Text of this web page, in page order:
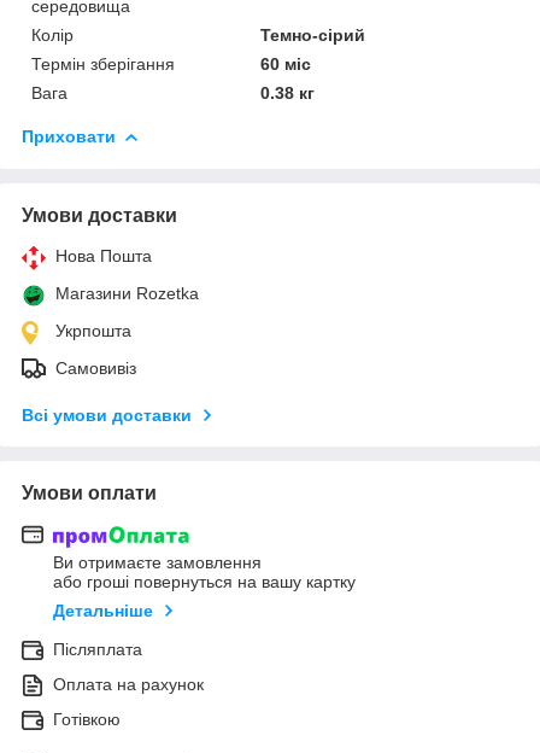
середовища
Колір
Темно-сірий
Термін зберігання
60 міс
Вага
0.38 кг
Приховати
Умови доставки
Нова Пошта
Магазини Rozetka
Укрпошта
Самовивіз
Всі умови доставки
Умови оплати
Ви отримаєте замовлення
або гроші повернуться на вашу картку
Детальніше
Післяплата
Оплата на рахунок
Готівкою